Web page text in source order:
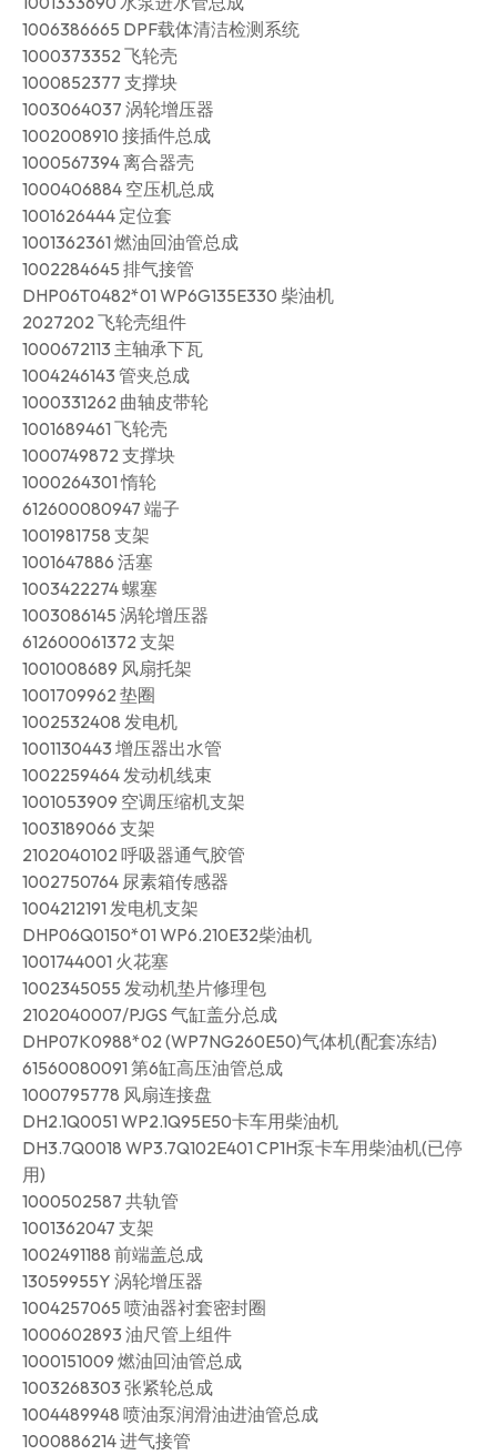
1006386665 DPF载体清洁检测系统
1000373352 飞轮壳
1000852377 支撑块
1003064037 涡轮增压器
1002008910 接插件总成
1000567394 离合器壳
1000406884 空压机总成
1001626444 定位套
1001362361 燃油回油管总成
1002284645 排气接管
DHP06T0482*01 WP6G135E330 柴油机
2027202 飞轮壳组件
1000672113 主轴承下瓦
1004246143 管夹总成
1000331262 曲轴皮带轮
1001689461 飞轮壳
1000749872 支撑块
1000264301 惰轮
612600080947 端子
1001981758 支架
1001647886 活塞
1003422274 螺塞
1003086145 涡轮增压器
612600061372 支架
1001008689 风扇托架
1001709962 垫圈
1002532408 发电机
1001130443 增压器出水管
1002259464 发动机线束
1001053909 空调压缩机支架
1003189066 支架
2102040102 呼吸器通气胶管
1002750764 尿素箱传感器
1004212191 发电机支架
DHP06Q0150*01 WP6.210E32柴油机
1001744001 火花塞
1002345055 发动机垫片修理包
2102040007/PJGS 气缸盖分总成
DHP07K0988*02 (WP7NG260E50)气体机(配套冻结)
61560080091 第6缸高压油管总成
1000795778 风扇连接盘
DH2.1Q0051 WP2.1Q95E50卡车用柴油机
DH3.7Q0018 WP3.7Q102E401 CP1H泵卡车用柴油机(已停
用)
1000502587 共轨管
1001362047 支架
1002491188 前端盖总成
13059955Y 涡轮增压器
1004257065 喷油器衬套密封圈
1000602893 油尺管上组件
1000151009 燃油回油管总成
1003268303 张紧轮总成
1004489948 喷油泵润滑油进油管总成
1000886214 进气接管